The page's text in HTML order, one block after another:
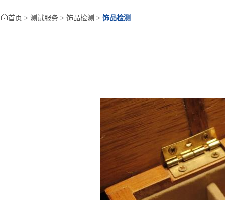
首页 > 测试服务 > 饰品检测 > 饰品检测